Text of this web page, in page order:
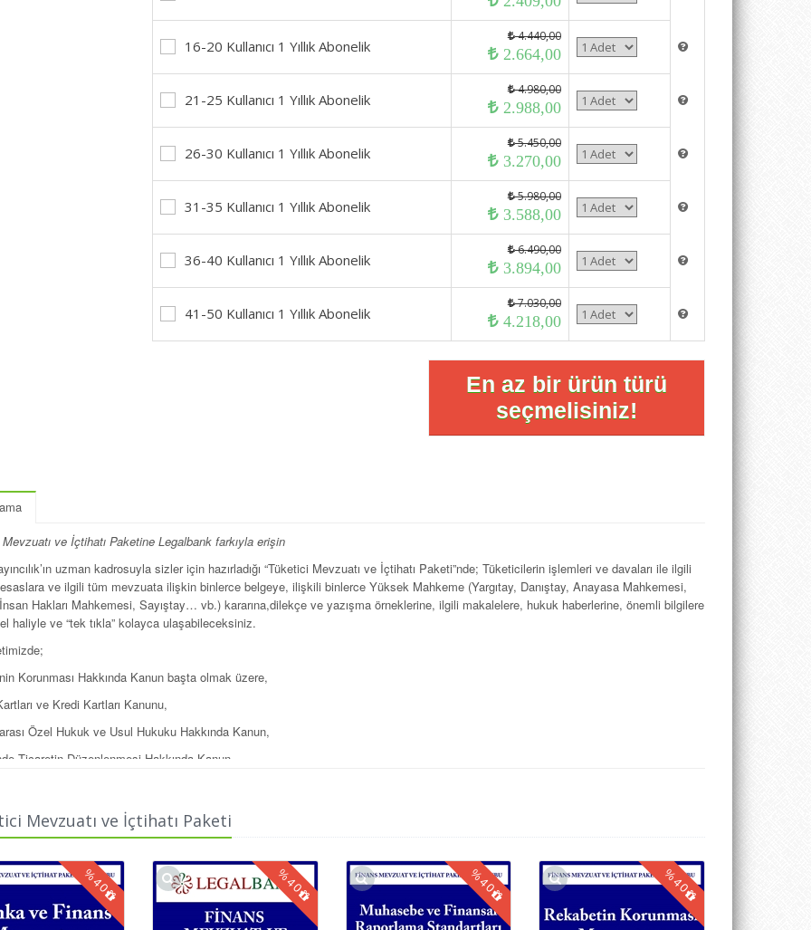
16-20 Kullanıcı 1 Yıllık Abonelik
4.440,00
2.664,00
21-25 Kullanıcı 1 Yıllık Abonelik
4.980,00
2.988,00
26-30 Kullanıcı 1 Yıllık Abonelik
5.450,00
3.270,00
31-35 Kullanıcı 1 Yıllık Abonelik
5.980,00
3.588,00
36-40 Kullanıcı 1 Yıllık Abonelik
6.490,00
3.894,00
41-50 Kullanıcı 1 Yıllık Abonelik
7.030,00
4.218,00
En az bir ürün türü
seçmelisiniz!
ve İçtihatı Paketine Legalbank farkıyla erişin
uzman kadrosuyla sizler için hazırladığı “Tüketici Mevzuatı ve İçtihatı Paketi”nde; Tüketicilerin işlemleri ve davaları ile ilgili
ve ilgili tüm mevzuata ilişkin binlerce belgeye, ilişkili binlerce Yüksek Mahkeme (Yargıtay, Danıştay, Anayasa Mahkemesi,
Hakları Mahkemesi, Sayıştay… vb.) kararına,dilekçe ve yazışma örneklerine, ilgili makalelere, hukuk haberlerine, önemli bilgilere
haliyle ve “tek tıkla” kolayca ulaşabileceksiniz.
Korunması Hakkında Kanun başta olmak üzere,
ve Kredi Kartları Kanunu,
Özel Hukuk ve Usul Hukuku Hakkında Kanun,
Ticaretin Düzenlenmesi Hakkında Kanun,
Korunması Hakkında Kanunda Değişiklik Yapılmasına Dair Kanun,
Sözleşmeleri Yönetmeliği,
Ve Kredi Kartları Hakkında Yönetmeliki
Neden Olduğu Zararlardan Sorumluluk Hakkında Yönetmelik
Mevzuatı ileilgili “tüm” kanun ve gerekçesine, tüzük, yönetmelik, tebliğ, bakanlar kurulukararı, uluslararası sözleşme, protokol,
Mevzuatı ve İçtihatı Paketi
%40 %40 %40 %40